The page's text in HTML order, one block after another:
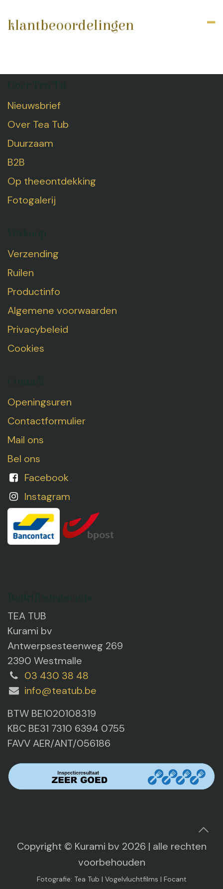
klantbeoordelingen
Nieuwsbrief
Over Tea Tub
Duurzaam
B2B
Op theeontdekking
Fotogalerij
Verzending
Ruilen
Productinfo
Algemene voorwaarden
Privacybeleid
Cookies
Openingsuren
Contactformulier
Mail ons
Bel ons
Facebook
Instagram
TEA TUB
Kurami bv
Antwerpsesteenweg 269
2390 Westmalle
03 430 38 48
info@teatub.be
BTW BE1020108319
KBC BE31 7310 6394 0755
FAVV AER/ANT/056186
Copyright © Kurami bv 2026 | alle rechten
voorbehouden​
Fotografie: Tea Tub | Vogelvluchtfilms | Focant